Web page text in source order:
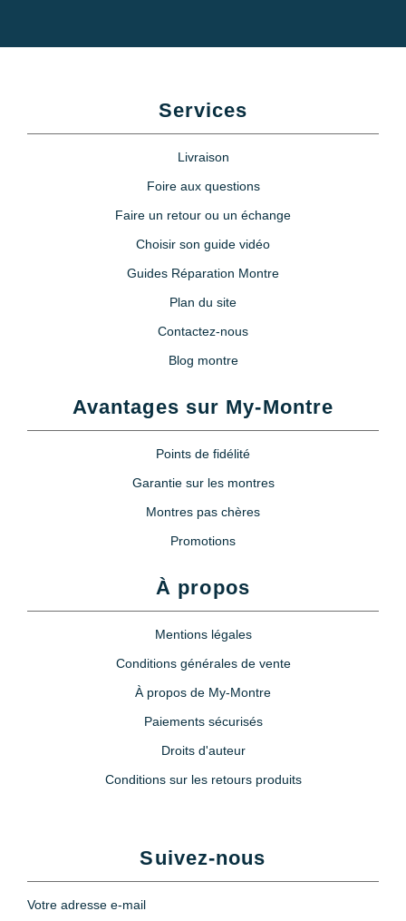
Services
Livraison
Foire aux questions
Faire un retour ou un échange
Choisir son guide vidéo
Guides Réparation Montre
Plan du site
Contactez-nous
Blog montre
Avantages sur My-Montre
Points de fidélité
Garantie sur les montres
Montres pas chères
Promotions
À propos
Mentions légales
Conditions générales de vente
À propos de My-Montre
Paiements sécurisés
Droits d'auteur
Conditions sur les retours produits
Suivez-nous
Votre adresse e-mail